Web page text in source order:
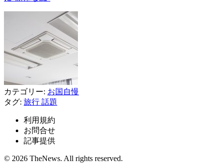
カテゴリー: お国自慢
タグ: 旅行 話題
利用規約
お問合せ
記事提供
© 2026 TheNews. All rights reserved.